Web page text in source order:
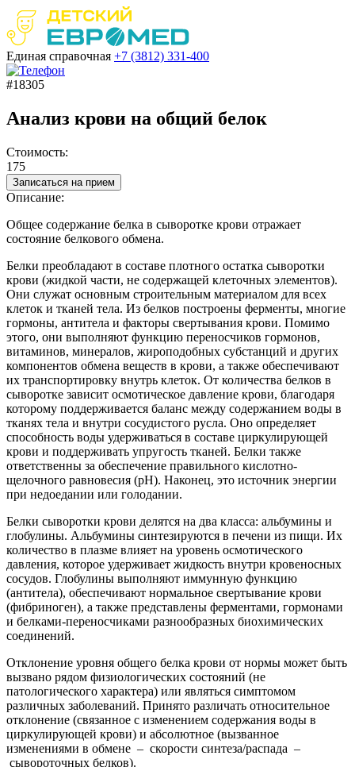
Единая справочная +7 (3812) 331-400
#18305
Анализ крови на общий белок
Стоимость:
175
Записаться на прием
Описание:
Общее содержание белка в сыворотке крови отражает
состояние белкового обмена.
Белки преобладают в составе плотного остатка сыворотки
крови (жидкой части, не содержащей клеточных элементов).
Они служат основным строительным материалом для всех
клеток и тканей тела. Из белков построены ферменты, многие
гормоны, антитела и факторы свертывания крови. Помимо
этого, они выполняют функцию переносчиков гормонов,
витаминов, минералов, жироподобных субстанций и других
компонентов обмена веществ в крови, а также обеспечивают
их транспортировку внутрь клеток. От количества белков в
сыворотке зависит осмотическое давление крови, благодаря
которому поддерживается баланс между содержанием воды в
тканях тела и внутри сосудистого русла. Оно определяет
способность воды удерживаться в составе циркулирующей
крови и поддерживать упругость тканей. Белки также
ответственны за обеспечение правильного кислотно-
щелочного равновесия (рН). Наконец, это источник энергии
при недоедании или голодании.
Белки сыворотки крови делятся на два класса: альбумины и
глобулины. Альбумины синтезируются в печени из пищи. Их
количество в плазме влияет на уровень осмотического
давления, которое удерживает жидкость внутри кровеносных
сосудов. Глобулины выполняют иммунную функцию
(антитела), обеспечивают нормальное свертывание крови
(фибриноген), а также представлены ферментами, гормонами
и белками-переносчиками разнообразных биохимических
соединений.
Отклонение уровня общего белка крови от нормы может быть
вызвано рядом физиологических состояний (не
патологического характера) или являться симптомом
различных заболеваний. Принято различать относительное
отклонение (связанное с изменением содержания воды в
циркулирующей крови) и абсолютное (вызванное
изменениями в обмене – скорости синтеза/распада –
сывороточных белков).